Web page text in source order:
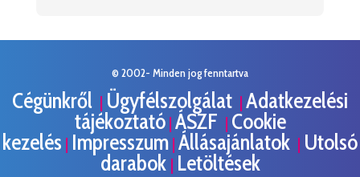
© 2002- Minden jog fenntartva
Cégünkről | Ügyfélszolgálat | Adatkezelési
tájékoztató| ÁSZF | Cookie
kezelés | Impresszum | Állásajánlatok | Utolsó
darabok | Letöltések